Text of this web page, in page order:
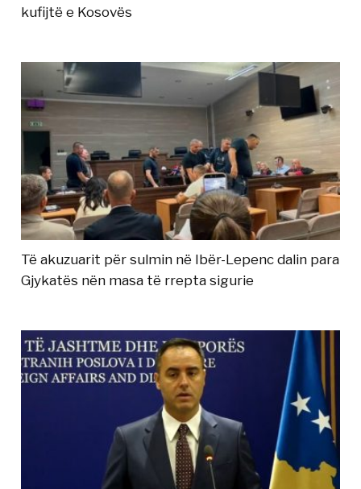
kufijtë e Kosovës
Të akuzuarit për sulmin në Ibër-Lepenc dalin para
Gjykatës nën masa të rrepta sigurie